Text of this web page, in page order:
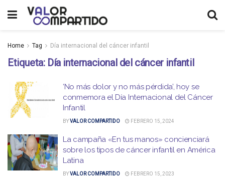
Home Tag Día internacional del cáncer infantil
Etiqueta: Día internacional del cáncer infantil
‘No más dolor y no más pérdida’, hoy se
conmemora el Día Internacional del Cáncer
Infantil
BYVALOR COMPARTIDO FEBRERO 15, 2024
La campaña «En tus manos» concienciará
sobre los tipos de cáncer infantil en América
Latina
BYVALOR COMPARTIDO FEBRERO 15, 2023